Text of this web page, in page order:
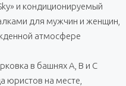
и кондиционируемый
для мужчин и женщин,
атмосфере
в башнях A, B и C
юристов на месте,